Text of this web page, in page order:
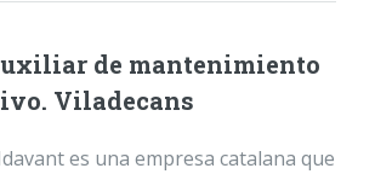
de mantenimiento
Viladecans
es una empresa catalana que